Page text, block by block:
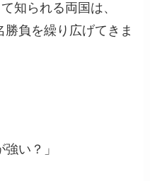
知られる両国は、
負を繰り広げてきま
い？」